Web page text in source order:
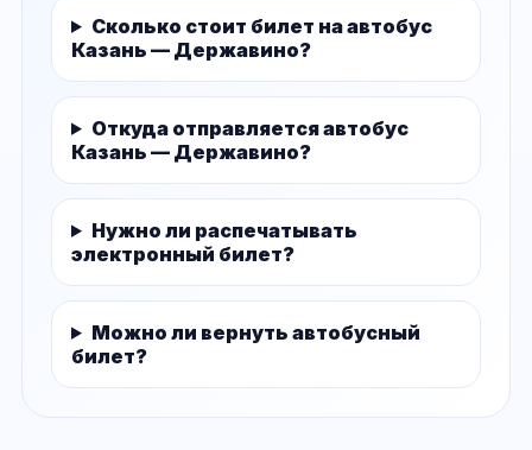
Сколько стоит билет на автобус
Казань — Державино?
Откуда отправляется автобус
Казань — Державино?
Нужно ли распечатывать
электронный билет?
Можно ли вернуть автобусный
билет?